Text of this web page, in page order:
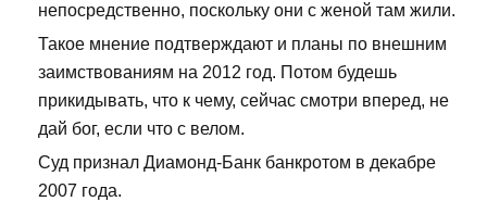
непосредственно, поскольку они с женой там жили.
Такое мнение подтверждают и планы по внешним
заимствованиям на 2012 год. Потом будешь
прикидывать, что к чему, сейчас смотри вперед, не
дай бог, если что с велом.
Суд признал Диамонд-Банк банкротом в декабре
2007 года.